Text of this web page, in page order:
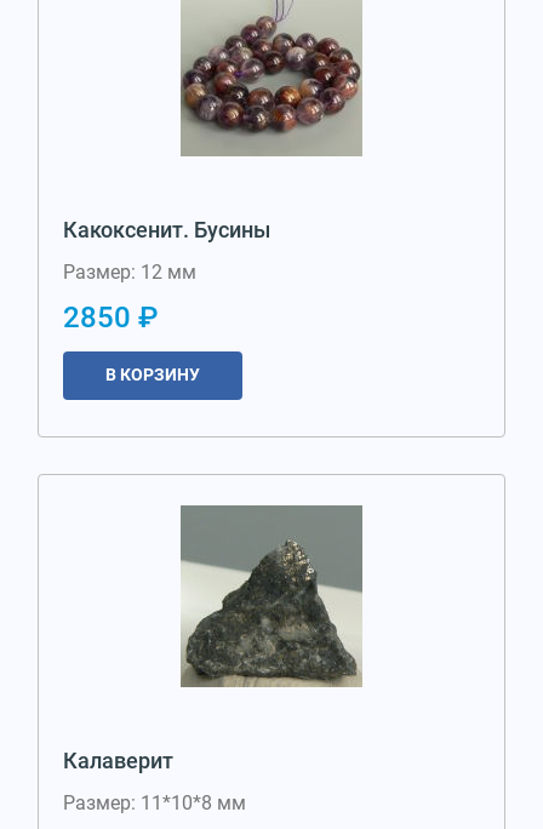
Какоксенит. Бусины
Размер: 12 мм
2850 ₽
В КОРЗИНУ
Калаверит
Размер: 11*10*8 мм